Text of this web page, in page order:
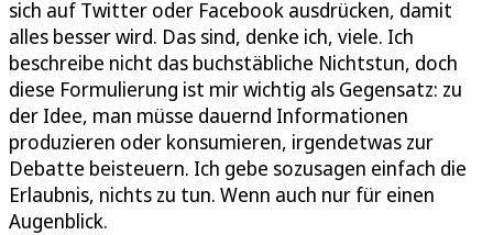
sich auf Twitter oder Facebook ausdrücken, damit
alles besser wird. Das sind, denke ich, viele. Ich
beschreibe nicht das buchstäbliche Nichtstun, doch
diese Formulierung ist mir wichtig als Gegensatz: zu
der Idee, man müsse dauernd Informationen
produzieren oder konsumieren, irgendetwas zur
Debatte beisteuern. Ich gebe sozusagen einfach die
Erlaubnis, nichts zu tun. Wenn auch nur für einen
Augenblick.